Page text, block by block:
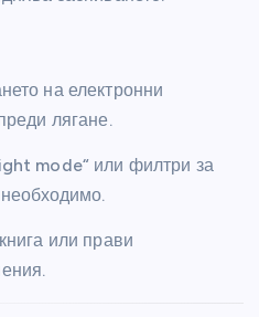
на електронни
лягане.
mode“ или филтри за
или прави